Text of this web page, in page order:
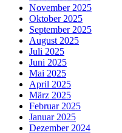
November 2025
Oktober 2025
September 2025
August 2025
Juli 2025
Juni 2025
Mai 2025
April 2025
März 2025
Februar 2025
Januar 2025
Dezember 2024